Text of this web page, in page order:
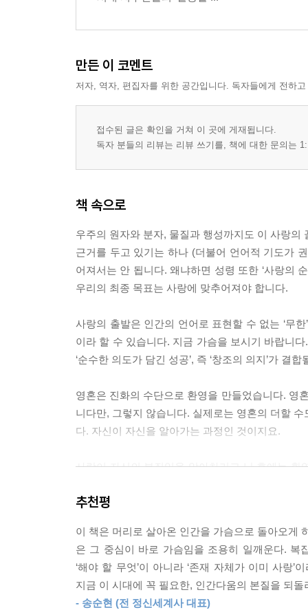
‘고요의 방’의 위치와 들어가기 -충만한 고요
고요를 통한 하나됨
고요 - 존재를 정화하는 적정 寂靜 의 에너지
고요와 사랑이 여는 우주의 공급망
4장 합일의 방
-분리가 만들어내는 온갖 아우성이 저절로 힘을 잃
‘합일의 방’의 위치와 들어가기
사람과의 합일
하나님과의 합일
‘합일의 방’ 체험기
5장 안식의 방
감정 조절법
‘안식의 방’의 위치와 들어가기 - 욕망과 감정에 침
‘안식의 방’ 체험기
6장 인의예지 仁義禮智 의 방
‘인의예지 仁義禮智 의 방’ 소개
‘인의예지의 방’ 위치
‘인의예지의 방’ 체험기
만든 이 코멘트
저자, 역자, 편집자를 위한 공간입니다. 독자들에게 전하
접수된 글은 확인을 거쳐 이 곳에 게재됩니다.
독자 분들의 리뷰는 리뷰 쓰기를, 책에 대한 문의는
책 속으로
우주의 원자와 분자, 물질과 행성까지도 이 사랑
근거를 두고 있기는 하나 (더불어 언어적 기도가
어져서는 안 됩니다. 왜냐하면 성령 또한 ‘사랑의
우리의 최종 목표는 사랑에 맞추어져야 합니다.
사랑의 출발은 인간의 언어로 표현할 수 없는 ‘무
이라 할 수 있습니다. 지금 가슴을 보시기 바랍니
‘순수한 의도가 담긴 성공’, 즉 ‘창조의 의지’가
영혼은 진화의 수단으로 환영을 만들었습니다. 영
니다만, 그렇지 않습니다. 실제로는 영혼의 더할
다. 자신이 자신을 알아가는 과정인 것이지요.
사랑이 자신의 본질임을 알아차리고 난 후에는
주도권을 쥐지 못합니다. 번뇌와 망상이 여전히
해 내고, 다시 그 자리로 돌아가는 것이라 할 수 있
의식이 머리에서 가슴으로 내려오는 순간, 생각
러납니다. 우리는 본래 가슴에서 충만한 존재이기
추천평
이 책은 머리로 살아온 인간을 가슴으로 돌아오게
은 그 중심이 바로 가슴임을 조용히 일깨운다. 복
‘해야 할 무엇’이 아니라 ‘존재 자체가 이미 사랑
지금 이 시대에 꼭 필요한, 인간다움의 본질을 되돌
- 송순현 (전 정신세계사 대표)